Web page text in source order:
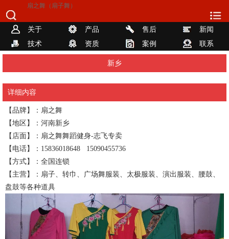
扇之舞（扇子舞）
关于 产品 售后
新闻
技术
资质 案例 联系
新乡
详细内容
【品牌】：扇之舞
【地区】：河南新乡
【店面】：扇之舞舞蹈健身-志飞专卖
【电话】：15836018648 15090455736
【方式】：全国连锁
【主营】：扇子、转巾、广场舞服装、太极服装、演出服装、腰鼓、
盘鼓等各种道具